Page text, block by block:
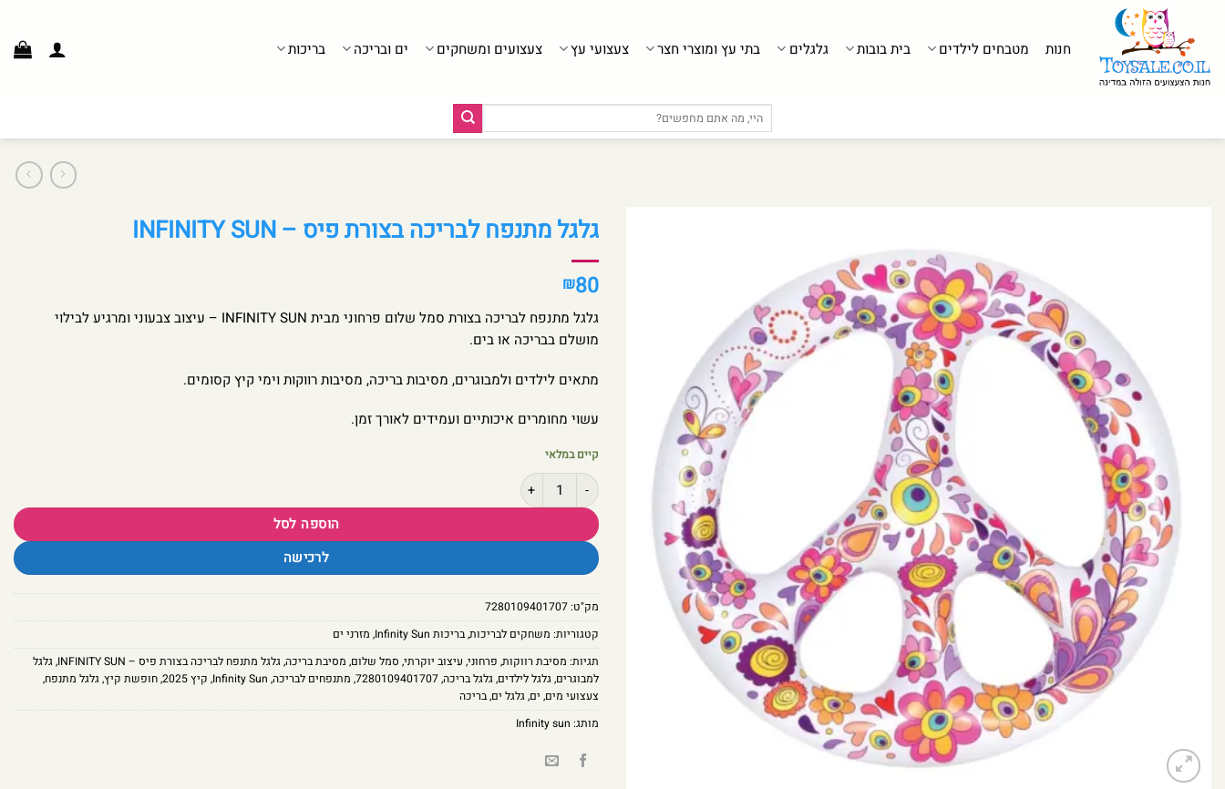
חנות
מטבחים לילדים בית בובות גלגלים בתי עץ ומוצרי חצר צעצועי עץ צעצועים ומשחקים ים ובריכה בריכות
עבור:
גלגל מתנפח לבריכה בצורת פיס – INFINITY SUN
₪80
גלגל מתנפח לבריכה בצורת סמל שלום פרחוני מבית INFINITY SUN – עיצוב צבעוני ומרגיע לבילוי
מושלם בבריכה או בים.
מתאים לילדים ולמבוגרים, מסיבות בריכה, מסיבות רווקות וימי קיץ קסומים.
עשוי מחומרים איכותיים ועמידים לאורך זמן.
קיים במלאי
כמות של גלגל מתנפח לבריכה בצורת פיס – INFINITY SUN
הוספה לסל
לרכישה
מק"ט:7280109401707
קטגוריות: משחקים לבריכות,בריכות Infinity Sun , מזרני ים
תגיות: מסיבת רווקות, פרחוני, עיצוב יוקרתי, סמל שלום, מסיבת בריכה,גלגל מתנפח לבריכה בצורת פיס – INFINITY SUN ,גלגל
למבוגרים,גלגל לילדים,גלגל בריכה,
7280109401707
, מתנפחים לבריכה,
Infinity Sun
, קיץ 2025 ,חופשת קיץ,גלגל מתנפח,
צעצועי מים, ים,גלגל ים,בריכה
מותג: Infinity sun